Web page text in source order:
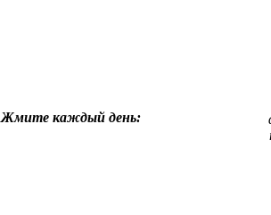
Жмите каждый день: